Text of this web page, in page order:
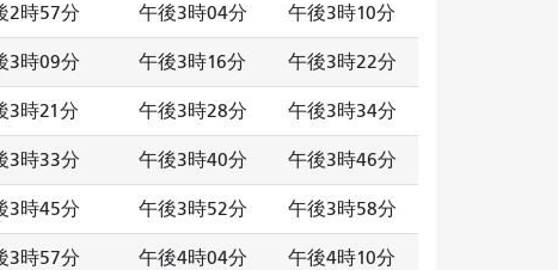
2時57分 午後3時04分 午後3時10分
3時09分 午後3時16分 午後3時22分
3時21分 午後3時28分 午後3時34分
3時33分 午後3時40分 午後3時46分
3時45分 午後3時52分 午後3時58分
3時57分 午後4時04分 午後4時10分